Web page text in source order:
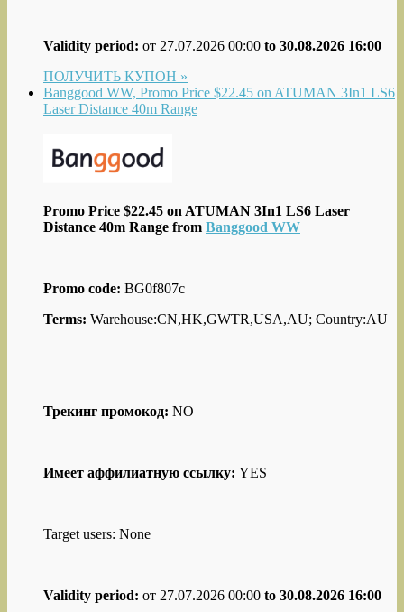
Validity period: от 27.07.2026 00:00 to 30.08.2026 16:00
ПОЛУЧИТЬ КУПОН »
Banggood WW, Promo Price $22.45 on ATUMAN 3In1 LS6
Laser Distance 40m Range
Promo Price $22.45 on ATUMAN 3In1 LS6 Laser
Distance 40m Range from Banggood WW
Promo code: BG0f807c
Terms: Warehouse:CN,HK,GWTR,USA,AU; Country:AU
Трекинг промокод: NO
Имеет аффилиатную ссылку: YES
Target users: None
Validity period: от 27.07.2026 00:00 to 30.08.2026 16:00